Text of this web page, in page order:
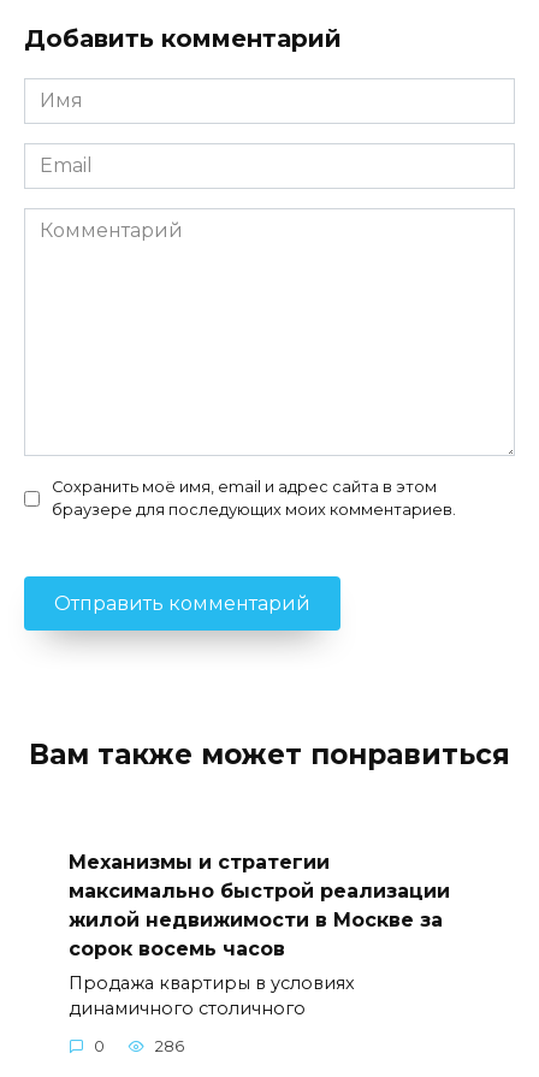
Добавить комментарий
Имя
*
Email
*
Комментарий
Сохранить моё имя, email и адрес сайта в этом
браузере для последующих моих комментариев.
Вам также может понравиться
Механизмы и стратегии
максимально быстрой реализации
жилой недвижимости в Москве за
сорок восемь часов
Продажа квартиры в условиях
динамичного столичного
0 286